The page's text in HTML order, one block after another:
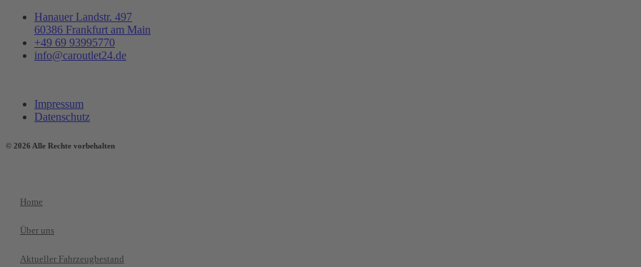
Hanauer Landstr. 497
60386 Frankfurt am Main
+49 69 93995770
info@caroutlet24.de
Impressum
Datenschutz
© 2026 Alle Rechte vorbehalten
Home
Über uns
Aktueller Fahrzeugbestand